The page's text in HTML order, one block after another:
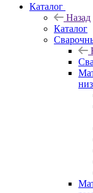
Каталог
Назад
Каталог